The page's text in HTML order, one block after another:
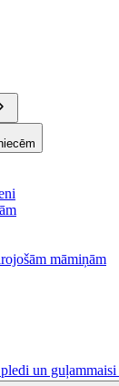
māmiņām
un guļammaisi